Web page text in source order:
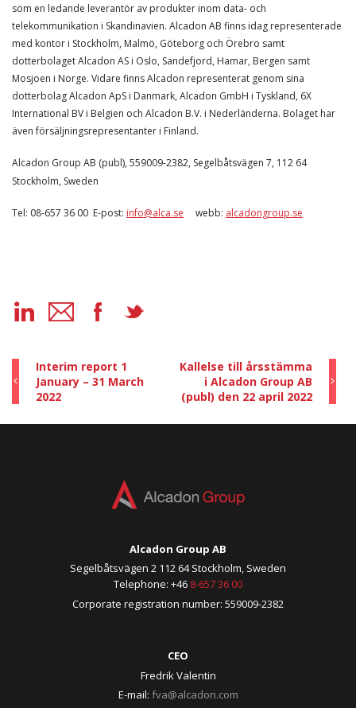
som en ledande leverantör av produkter inom data- och
telekommunikation i Skandinavien. Alcadon AB finns idag representerade
med kontor i Stockholm, Malmö, Göteborg och Örebro samt
dotterbolaget Alcadon AS i Oslo, Sandefjord, Hamar, Bergen samt
Mosjoen i Norge. Vidare finns Alcadon representerat genom sina
dotterbolag Alcadon ApS i Danmark, Alcadon GmbH i Tyskland, 6X
International BV i Belgien och Alcadon B.V. i Nederländerna. Bolaget har
även försäljningsrepresentanter i Finland.
Alcadon Group AB (publ), 559009-2382, Segelbåtsvägen 7, 112 64
Stockholm, Sweden
Tel: 08-657 36 00 E-post: info@alca.se webb: alcadongroup.se
Interim report 1
January – 31 March
2022
Kallelse till årsstämma
i Alcadon Group AB
(publ) den 22 april 2022
Alcadon Group AB
Segelbåtsvägen 2 112 64 Stockholm, Sweden
Telephone: +46 8-657 36 00
Corporate registration number: 559009-2382
CEO
Fredrik Valentin
E-mail: fva@alcadon.com